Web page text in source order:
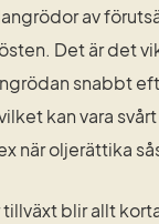
av
Det är det
snabbt
kan vara
när oljerättika
blir allt